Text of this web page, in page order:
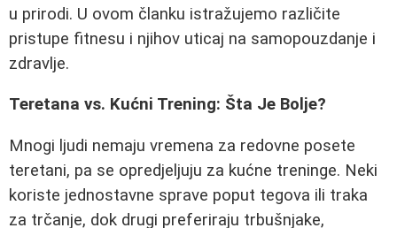
u prirodi. U ovom članku istražujemo različite
pristupe fitnesu i njihov uticaj na samopouzdanje i
zdravlje.
Teretana vs. Kućni Trening: Šta Je Bolje?
Mnogi ljudi nemaju vremena za redovne posete
teretani, pa se opredjeljuju za kućne treninge. Neki
koriste jednostavne sprave poput tegova ili traka
za trčanje, dok drugi preferiraju trbušnjake,